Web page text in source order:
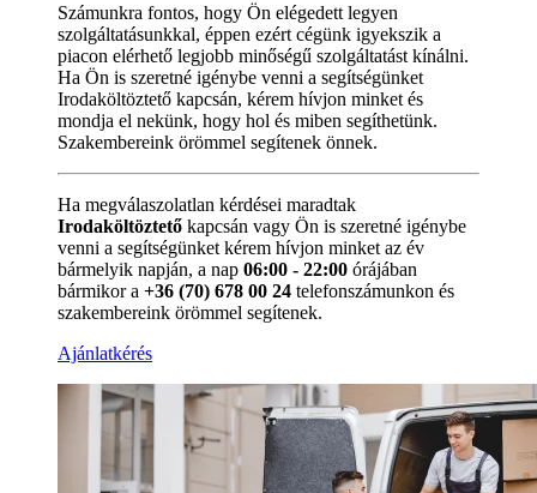
Számunkra fontos, hogy Ön elégedett legyen
szolgáltatásunkkal, éppen ezért cégünk igyekszik a
piacon elérhető legjobb minőségű szolgáltatást kínálni.
Ha Ön is szeretné igénybe venni a segítségünket
Irodaköltöztető kapcsán, kérem hívjon minket és
mondja el nekünk, hogy hol és miben segíthetünk.
Szakembereink örömmel segítenek önnek.
Ha megválaszolatlan kérdései maradtak
Irodaköltöztető kapcsán vagy Ön is szeretné igénybe
venni a segítségünket kérem hívjon minket az év
bármelyik napján, a nap 06:00 - 22:00 órájában
bármikor a +36 (70) 678 00 24 telefonszámunkon és
szakembereink örömmel segítenek.
Ajánlatkérés